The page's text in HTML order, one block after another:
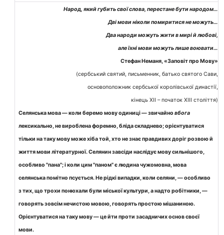
Народ, який губить свої слова, перестане бути народом…
Дві мови ніколи помиритися не можуть…
Два народи можуть жити в мирі й любові,
але їхні мови можуть лише воювати…
Стефан Неманя, «Заповіт про Мову»
(сербський святий, письменник, батько святого Сави,
основоположник сербської королівської династії,
кінець ХІІ – початок ХІІІ століття)
Селянська мова — коли беремо мову одиниці — звичайновбога
лексикально, не вироблена форемно, бліда складнево; орієнтуватися
тільки на таку мову може хіба той, хто не знає правдивих доріг розвою й
життя мови літературної. Селянин завсіди наслідує мову сильнішого,
особливо "пана"; і коли цим "паном" є людина чужомовна, мова
селянська помітно псується. Не рідкі випадки, коли селяни, — особливо
з тих, що трохи понюхали були міської культури, а надто робітники, —
говорять зовсім нечистою мовою, говорять простою мішаниною.
Орієнтуватися на таку мову — це йти проти засадничих основ своєї
мови.